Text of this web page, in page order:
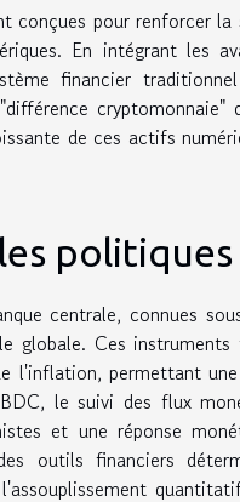
conçues pour renforcer
En intégrant les
financier
cryptomonnaie"
de ces actifs
centrale, connues
globale. Ces
l'inflation, permettant
le suivi des flux
et une réponse
outils financiers